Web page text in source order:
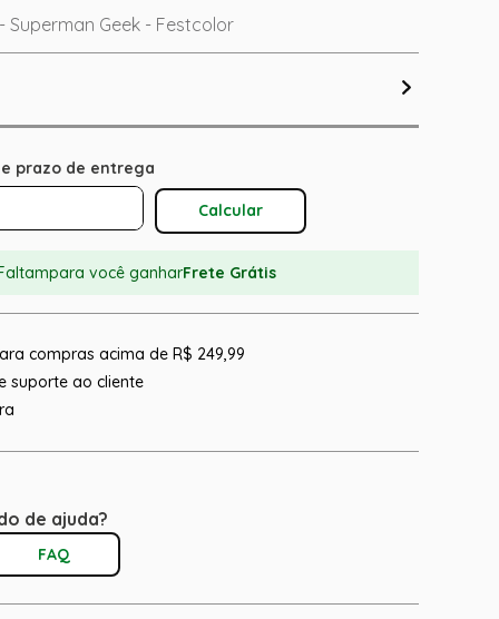
Superman Geek - Festcolor
Calcular O Frete
para você ganharFrete Grátis
compras acima de R$ 249,99
suporte ao cliente
de ajuda?
FAQ